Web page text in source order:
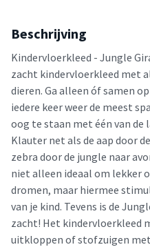
Beschrijving
Kindervloerkleed - Jungle
zacht kindervloerkleed met
dieren. Ga alleen óf samen
iedere keer weer de meest
oog te staan met één van de
Klauter net als de aap door
zebra door de jungle naar
niet alleen ideaal om lekker
dromen, maar hiermee
van je kind. Tevens is de
zacht! Het kindervloerkleed
uitkloppen of stofzuigen